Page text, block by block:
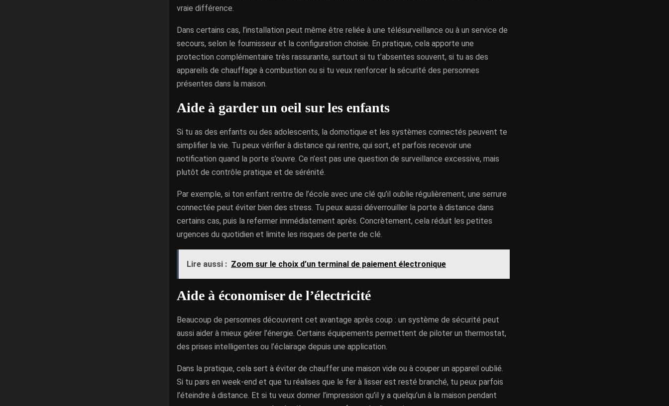
vraie différence.
Dans certains cas, l’installation peut même être reliée à une télésurveillance ou à un service de
secours, selon le fournisseur et la configuration choisie. En pratique, cela apporte une
protection complémentaire très rassurante, surtout si tu t’absentes souvent, si tu as des
appareils de chauffage à combustion ou si tu veux renforcer la sécurité des personnes
présentes dans la maison.
Aide à garder un oeil sur les enfants
Si tu as des enfants ou des adolescents, la domotique et les systèmes connectés peuvent te
simplifier la vie. Tu peux vérifier à distance qui rentre, qui sort, et parfois recevoir une
notification quand la porte s’ouvre. Ce n’est pas une question de surveillance excessive, mais
plutôt de contrôle pratique et de sérénité.
Par exemple, si ton enfant rentre de l’école avec une clé qu’il oublie régulièrement, une serrure
connectée peut éviter bien des stress. Tu peux aussi déverrouiller la porte à distance dans
certains cas, puis la refermer immédiatement après. Concrètement, cela réduit les petites
urgences du quotidien et limite les risques de perte de clé.
Lire aussi : Zoom sur le choix d’un terminal de paiement électronique
Aide à économiser de l’électricité
Beaucoup de personnes découvrent cet avantage après coup : un système de sécurité peut
aussi aider à mieux gérer l’énergie. Certains équipements permettent de piloter un thermostat,
des prises intelligentes ou l’éclairage depuis une application.
Dans la pratique, cela sert à éviter de chauffer une maison vide ou à couper un appareil oublié.
Si tu pars en week-end et que tu réalises que le fer à lisser est resté branché, tu peux parfois
l’éteindre à distance. Et si tu veux donner l’impression qu’il y a quelqu’un à la maison pendant